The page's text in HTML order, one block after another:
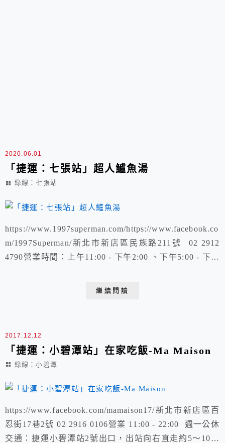
2020.06.01
「捷運：七張站」超人鱸魚湯
綠線：七張站
https://www.1997superman.com/https://www.facebook.co
m/1997Superman/新北市新店區民族路211號 02 2912
4790營業時間：上午11:00 - 下午2:00 、下午5:00 - 下午
繼續閱讀
2017.12.12
「捷運：小碧潭站」在家吃飯-Ma Maison
綠線：小碧潭
https://www.facebook.com/mamaison17/新北市新店區百
忍街17巷2號 02 2916 0106營業 11:00 - 22:00 週一公休
交通：捷運小碧潭站2號出口，出站向右直走約5～10分